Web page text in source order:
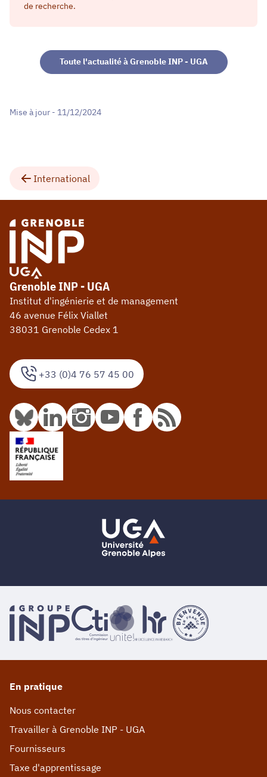
de recherche.
Toute l'actualité à Grenoble INP - UGA
Mise à jour - 11/12/2024
International
+33 (0)4 76 57 45 00
Grenoble INP - UGA
Institut d'ingénierie et de management
46 avenue Félix Viallet
38031 Grenoble Cedex 1
En pratique
Nous contacter
Travailler à Grenoble INP - UGA
Fournisseurs
Taxe d'apprentissage